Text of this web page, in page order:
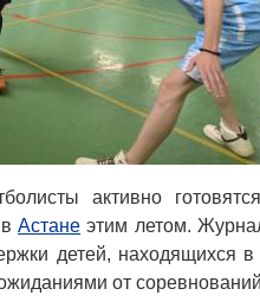
активно
вАстане этим летом.
детей, находящихся в
от